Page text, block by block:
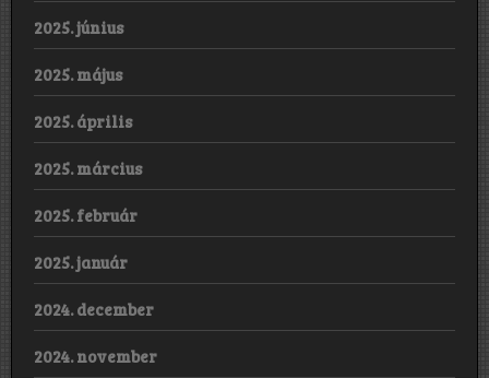
2025. június
2025. május
2025. április
2025. március
2025. február
2025. január
2024. december
2024. november